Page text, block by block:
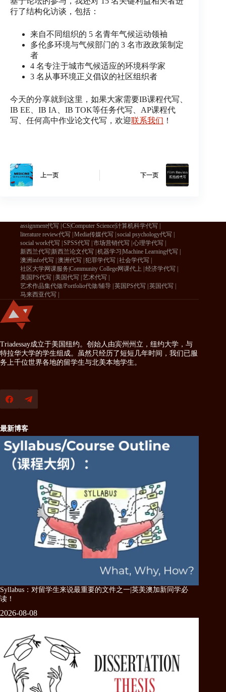
行了结构化访谈，包括：
来自不同组织的 5 名青年气候运动领袖
多伦多环境与气候部门的 3 名市政政策制定
者
4 名专注于城市气候适应的环境科学家
3 名从事环境正义倡议的社区组织者
今天的分享就到这里，如果大家需要IB课程代写、
IB EE、IB IA、IB TOK等任务代写、AP课程代
写、任何高中作业论文代写，欢迎联系我们 ！
上一页 下一页
assignment代写 CS|Computer Science|计算机科学代写
literature review代写 Media传媒代写 social psychology代写
social work代写 SPSS代写 市场营销代写 心理学代写
新西兰代写|新西兰论文代写 机器学习|Machine Learning代写
澳洲info代写 澳洲代写 犯罪学代写 社会学代写
社区大学网课服务|Community College网课代上 经济学代写
美国PS代写 美国代写 艺术代写
艺术作品集代做/Portfolio代做/辅导 英国PS代写 英国代写
马来西亚代写
Triadessay成立于美国纽约。创始人由宾州州立，纽约大学，与
特拉华大学的学生组成。虽然只经历了短短几年时间，我们已服
务上千位世界各地的留学生与北美本地学生。
最新博客
Syllabus：对留学生来说最重要的文件之一|英美澳加新同学必
读！
2026-08-08